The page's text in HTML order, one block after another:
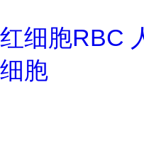
红细胞RBC
细胞